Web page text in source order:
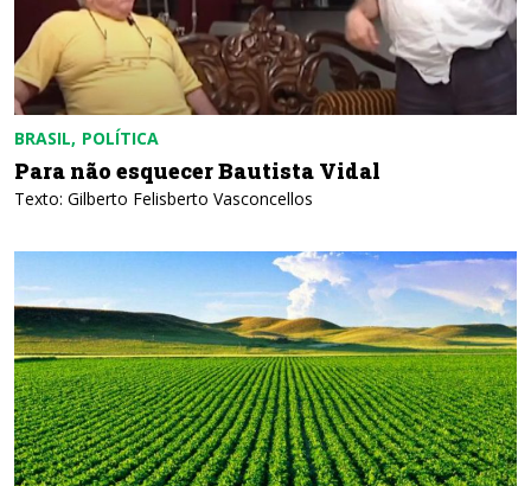
BRASIL POLÍTICA
Para não esquecer Bautista Vidal
Texto: Gilberto Felisberto Vasconcellos